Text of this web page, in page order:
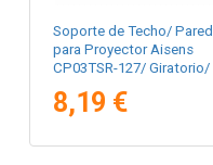
Soporte de Techo/ Pared
para Proyector Aisens
CP03TSR-127/ Giratorio/
8,19 €